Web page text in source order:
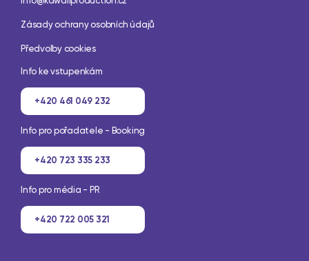
Zásady ochrany osobních údajů
Předvolby cookies
Info ke vstupenkám
+420 461 049 232
Info pro pořadatele - Booking
+420 723 335 233
Info pro média - PR
+420 722 005 321